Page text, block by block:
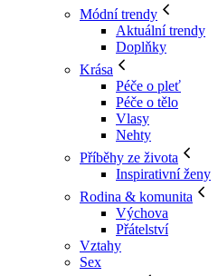
Módní trendy
Aktuální trendy
Doplňky
Krása
Péče o pleť
Péče o tělo
Vlasy
Nehty
Příběhy ze života
Inspirativní ženy
Rodina & komunita
Výchova
Přátelství
Vztahy
Sex